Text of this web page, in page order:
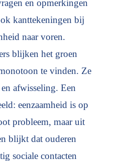
en opmerkingen
kanttekeningen bij
naar voren.
blijken het groen
te vinden. Ze
afwisseling. Een
eenzaamheid is op
probleem, maar uit
blijkt dat ouderen
sociale contacten